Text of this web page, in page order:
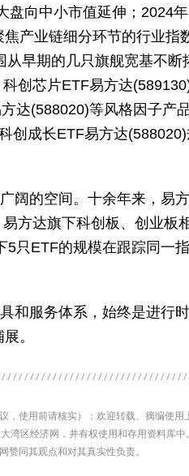
向中小市值延伸；2024
产业链细分环节的行业指
早期的几只旗舰宽基不断
创芯片ETF易方达
达(588020)等风格因子产
创成长ETF易方达
阔的空间。十余年来，易
方达旗下科创板、创业板
只ETF的规模在跟踪同一
和服务体系，始终是进行
。
使用前请核实）；欢迎转载、摘编使用
湾区经济网，并有权使用和存用资料库中。
同其观点和对其真实性负责。